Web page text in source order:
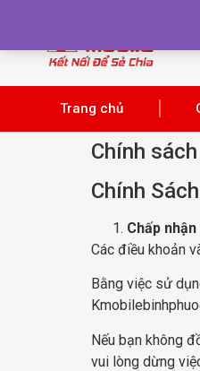
Trang chủ
Chính
Chính
Chấp
Các điều khoản
Bằng việc sử
Nếu bạn không
vui lòng dừng